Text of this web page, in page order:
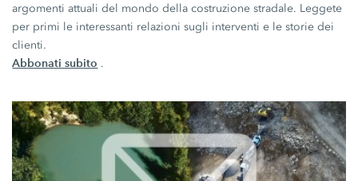
argomenti attuali del mondo della costruzione stradale. Leggete
per primi le interessanti relazioni sugli interventi e le storie dei
clienti.
Abbonati subito .